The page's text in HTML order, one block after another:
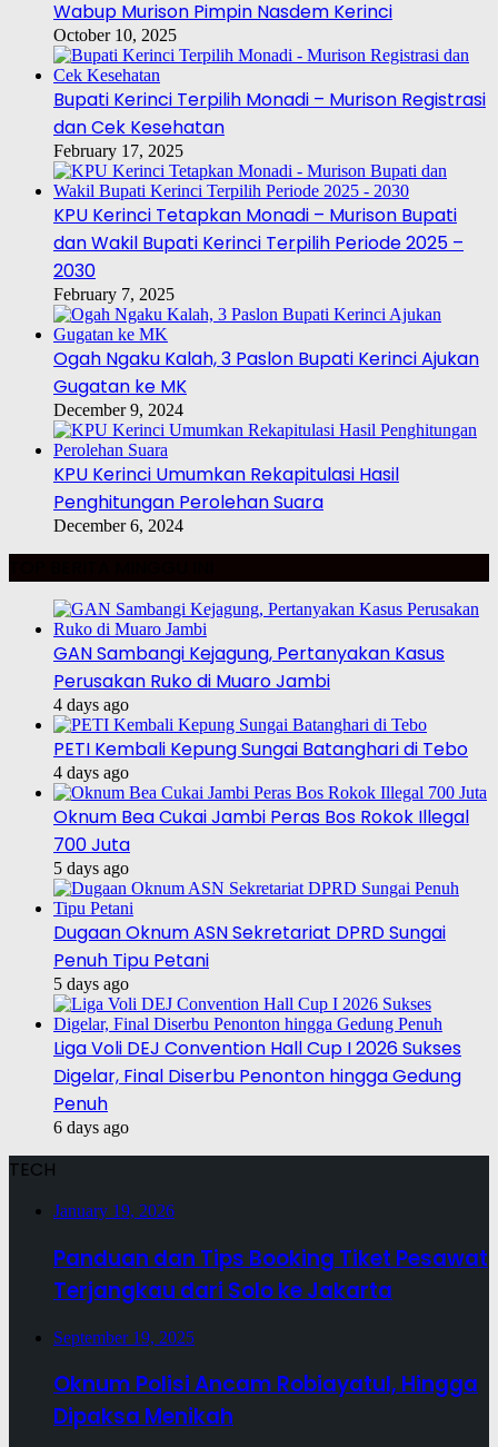
Wabup Murison Pimpin Nasdem Kerinci
October 10, 2025
Bupati Kerinci Terpilih Monadi – Murison Registrasi
dan Cek Kesehatan
February 17, 2025
KPU Kerinci Tetapkan Monadi – Murison Bupati
dan Wakil Bupati Kerinci Terpilih Periode 2025 –
2030
February 7, 2025
Ogah Ngaku Kalah, 3 Paslon Bupati Kerinci Ajukan
Gugatan ke MK
December 9, 2024
KPU Kerinci Umumkan Rekapitulasi Hasil
Penghitungan Perolehan Suara
December 6, 2024
GAN Sambangi Kejagung, Pertanyakan Kasus
Perusakan Ruko di Muaro Jambi
4 days ago
PETI Kembali Kepung Sungai Batanghari di Tebo
4 days ago
Oknum Bea Cukai Jambi Peras Bos Rokok Illegal
700 Juta
5 days ago
Dugaan Oknum ASN Sekretariat DPRD Sungai
Penuh Tipu Petani
5 days ago
Liga Voli DEJ Convention Hall Cup I 2026 Sukses
Digelar, Final Diserbu Penonton hingga Gedung
Penuh
6 days ago
TECH
January 19, 2026
Panduan dan Tips Booking Tiket Pesawat
Terjangkau dari Solo ke Jakarta
September 19, 2025
Oknum Polisi Ancam Robiayatul, Hingga
Dipaksa Menikah